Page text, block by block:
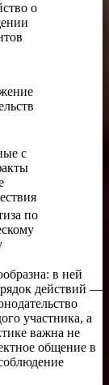
о
с
по
в ней
действий —
участника, а
важна не
общение в